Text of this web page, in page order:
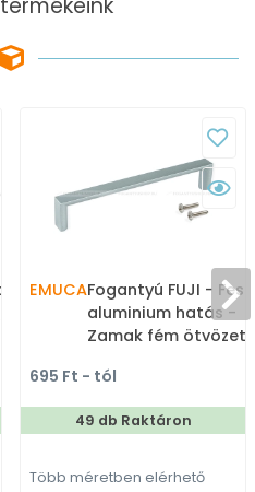
EMUCAFogantyú FUJI -
aluminium hatás -
Zamak fém ötvözet
fém bútorfogantyú
695 Ft - tól
49 db Raktáron
Több méretben elérhető